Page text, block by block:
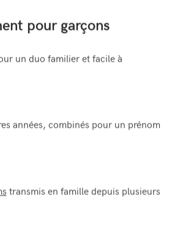
pour garçons
un duo familier et facile à
années, combinés pour un prénom
transmis en famille depuis plusieurs